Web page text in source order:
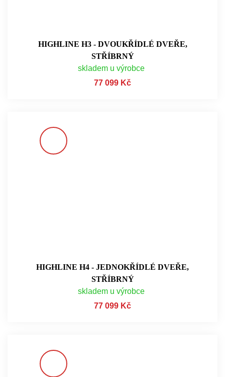
HIGHLINE H3 - DVOUKŘÍDLÉ DVEŘE,
STŘÍBRNÝ
skladem u výrobce
77 099 Kč
HIGHLINE H4 - JEDNOKŘÍDLÉ DVEŘE,
STŘÍBRNÝ
skladem u výrobce
77 099 Kč